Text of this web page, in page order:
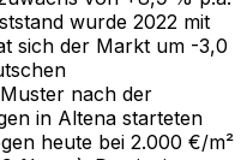
wurde 2022 mit
sich der Markt um -3,0
nach der
in Altena starteten
heute bei 2.000 €/m²